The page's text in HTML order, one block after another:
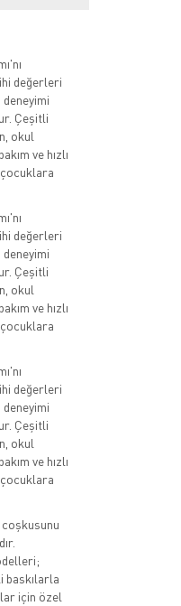
değerleri
Çeşitli
okul
ve hızlı
değerleri
Çeşitli
okul
ve hızlı
değerleri
Çeşitli
okul
ve hızlı
baskılarla
için özel